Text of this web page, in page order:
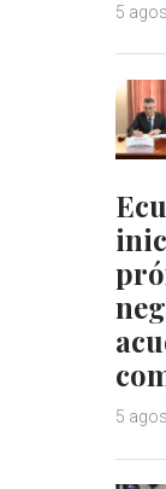
5
5